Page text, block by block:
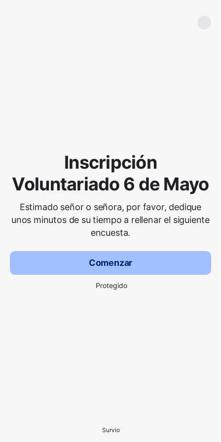
Inscripción
Voluntariado 6 de Mayo
Estimado señor o señora, por favor, dedique
unos minutos de su tiempo a rellenar el siguiente
encuesta.
Comenzar
Protegido
Survio